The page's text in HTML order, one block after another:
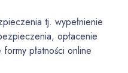
tj. wypełnienie
opłacenie
płatności online